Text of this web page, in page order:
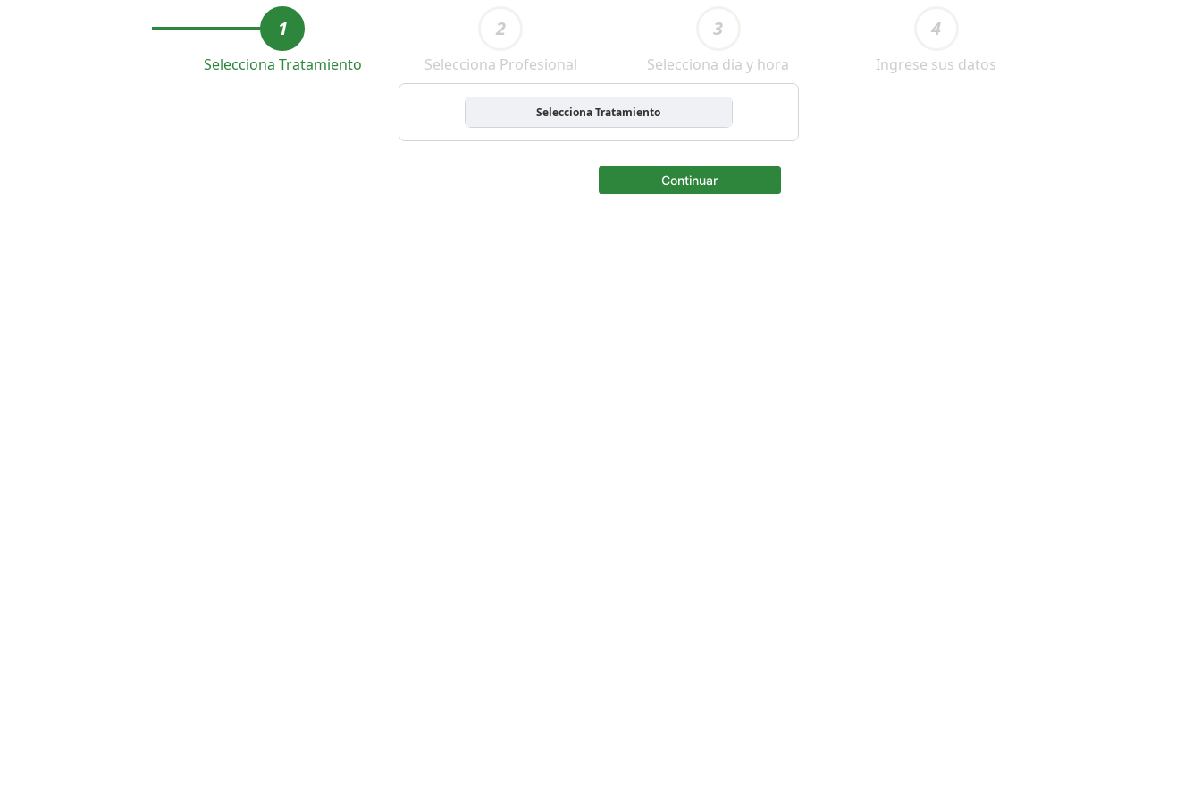
1
Selecciona Tratamiento
2
Selecciona Profesional
3
Selecciona dia y hora
4
Ingrese sus datos
Selecciona Tratamiento
Continuar